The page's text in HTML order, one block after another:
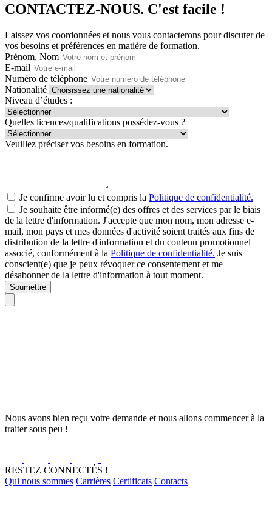
CONTACTEZ-NOUS. C'est facile !
Laissez vos coordonnées et nous vous contacterons pour discuter de
vos besoins et préférences en matière de formation.
Prénom, Nom
E-mail
Numéro de téléphone
Nationalité
Niveau d’études :
Quelles licences/qualifications possédez-vous ?
Veuillez préciser vos besoins en formation.
Je confirme avoir lu et compris la Politique de confidentialité.
Je souhaite être informé(e) des offres et des services par le biais
de la lettre d'information. J'accepte que mon nom, mon adresse e-
mail, mon pays et mes données d'activité soient traités aux fins de
distribution de la lettre d'information et du contenu promotionnel
associé, conformément à la Politique de confidentialité. Je suis
conscient(e) que je peux révoquer ce consentement et me
désabonner de la lettre d'information à tout moment.
Soumettre
Nous avons bien reçu votre demande et nous allons commencer à la
traiter sous peu !
RESTEZ CONNECTÉS !
Qui nous sommes Carrières Certificats Contacts